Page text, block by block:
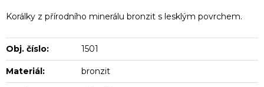
Korálky z přírodního minerálu bronzit s lesklým povrchem.
Obj. číslo: 1501
Materiál: bronzit